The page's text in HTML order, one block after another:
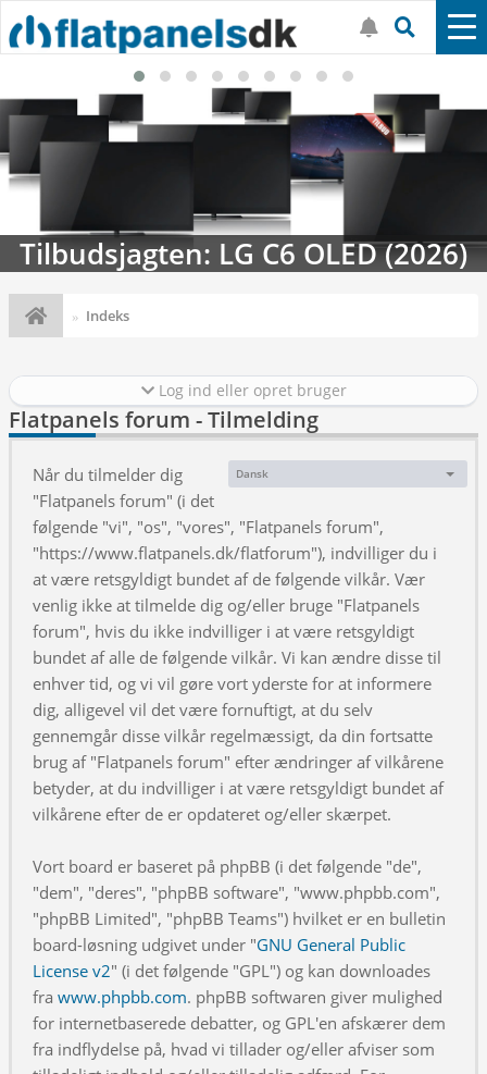
Tilbudsjagten: LG C6 OLED (2026)
Indeks
Log ind eller opret bruger
Flatpanels forum - Tilmelding
Sprog:
Dansk
Når du tilmelder dig
"Flatpanels forum" (i det
følgende "vi", "os", "vores", "Flatpanels forum",
"https://www.flatpanels.dk/flatforum"), indvilliger du i
at være retsgyldigt bundet af de følgende vilkår. Vær
venlig ikke at tilmelde dig og/eller bruge "Flatpanels
forum", hvis du ikke indvilliger i at være retsgyldigt
bundet af alle de følgende vilkår. Vi kan ændre disse til
enhver tid, og vi vil gøre vort yderste for at informere
dig, alligevel vil det være fornuftigt, at du selv
gennemgår disse vilkår regelmæssigt, da din fortsatte
brug af "Flatpanels forum" efter ændringer af vilkårene
betyder, at du indvilliger i at være retsgyldigt bundet af
vilkårene efter de er opdateret og/eller skærpet.
Vort board er baseret på phpBB (i det følgende "de",
"dem", "deres", "phpBB software", "www.phpbb.com",
"phpBB Limited", "phpBB Teams") hvilket er en bulletin
board-løsning udgivet under "GNU General Public
License v2" (i det følgende "GPL") og kan downloades
fra www.phpbb.com. phpBB softwaren giver mulighed
for internetbaserede debatter, og GPL'en afskærer dem
fra indflydelse på, hvad vi tillader og/eller afviser som